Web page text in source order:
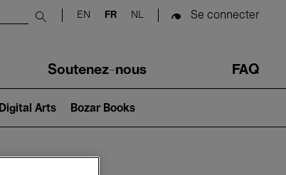
Submit search
EN FR NL Se connecter
Soutenez-nous FAQ
Digital Arts Bozar Books